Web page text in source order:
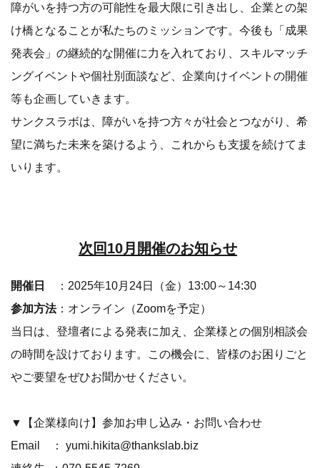
障がいを持つ方の可能性を最大限に引き出し、企業との架
け橋となることが私たちのミッションです。今後も「成果
発表会」の継続的な開催に力を入れており、スキルマッチ
ングイベントや個社別面談など、企業向けイベントの開催
等も企画していきます。
サンクスラボは、障がいを持つ方々が社会とつながり、希
望に満ちた未来を築けるよう、これからも支援を続けてま
いります。
次回10月開催のお知らせ
開催日
：2025年10月24日（金）13:00～14:30
参加方法：オンライン（Zoomを予定）
当日は、登壇者による発表に加え、企業様との個別相談会
の時間を設けております。この機会に、皆様のお困りごと
やご要望をぜひお聞かせください。
▼【企業様向け】参加お申し込み・お問い合わせ
Email ： yumi.hikita@thankslab.biz